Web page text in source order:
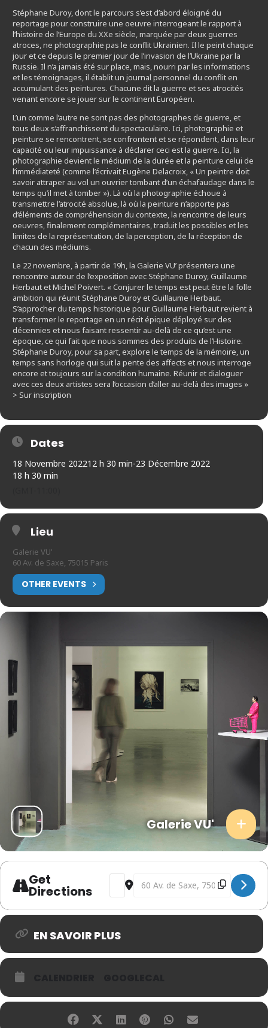
Stéphane Duroy, dont le parcours s’est d’abord éloigné du
reportage pour construire une oeuvre interrogeant le rapport à
l’histoire de l’Europe du XXe siècle, marquée par deux guerres
atroces, ne photographie pas le conflit Ukrainien. Il le peint chaque
jour et ce depuis le premier jour de l’invasion de l’Ukraine par la
Russie. Il n’a jamais été sur place, mais, nourri par les informations
et les témoignages, il établit un journal personnel du conflit en
accumulant des peintures. Chacune dit la guerre et ses atrocités
venant encore se jouer sur le continent Européen.
L’un comme l’autre ne sont pas des photographes de guerre, et
tous deux s’affranchissent du spectaculaire. Ici, photographie et
peinture se rencontrent, se confrontent et se répondent, dans leur
capacité ou leur impuissance à déclarer ceci est la guerre. Ici, la
photographie devient le médium de la durée et la peinture celui de
l’immédiateté (comme l’écrivait Eugène Delacroix, « Un peintre doit
savoir attraper au vol un ouvrier tombant d’un échafaudage dans le
temps qu’il met à tomber »). Là où la photographie échoue à
transmettre l’atrocité absolue, là où la peinture n’apporte pas
d’éléments de compréhension du contexte, la rencontre de leurs
oeuvres, finalement complémentaires, traduit les possibles et les
limites de la représentation, de la perception, de la réception de
chacun des médiums.
Le 22 novembre, à partir de 19h, la Galerie VU’ présentera une
rencontre autour de l’exposition avec Stéphane Duroy, Guillaume
Herbaut et Michel Poivert. « Conjurer le temps est peut être la folle
ambition qui réunit Stéphane Duroy et Guillaume Herbaut.
S’approcher du temps historique pour Guillaume Herbaut revient à
transformer le reportage en un récit épique déployé sur des
décennies et nous faisant ressentir au-delà de ce qu’est une
époque, ce qui fait que nous sommes des produits de l’Histoire.
Stéphane Duroy, pour sa part, explore le temps de la mémoire, un
temps sans horloge qui suit la pente des affects et nous interroge
encore et toujours sur la condition humaine. Réunir et dialoguer
avec ces deux artistes sera l’occasion d’aller au-delà des images »
> Sur inscription
Dates
18 Novembre 202212 h 30 min-23 Décembre 2022
18 h 30 min
Lieu
Galerie VU'
60 Av. de Saxe, 75015 Paris
OTHER EVENTS
Galerie VU'
Get
Directions
Address - De l'Ukraine : Ceci est la
Destination Address - De
EN SAVOIR PLUS